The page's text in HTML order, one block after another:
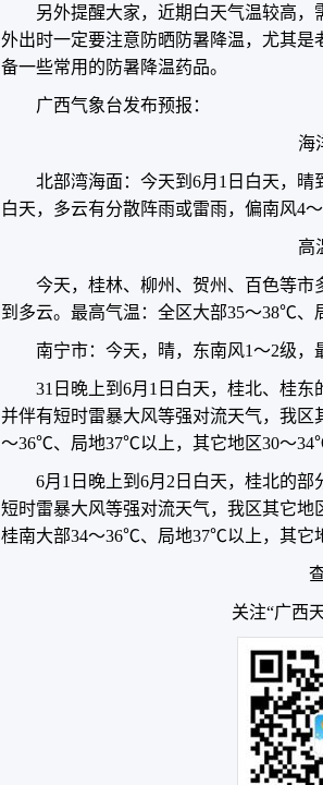
另外提醒大家，近期白天气温较高
外出时一定要注意防晒防暑降温，尤其
备一些常用的防暑降温药品。
广西气象台发布预报：
海
北部湾海面：今天到6月1日白天，晴
白天，多云有分散阵雨或雷雨，偏南风4～
高
今天，桂林、柳州、贺州、百色等
到多云。最高气温：全区大部35～38℃、
南宁市：今天，晴，东南风1～2级
31日晚上到6月1日白天，桂北、桂东
并伴有短时雷暴大风等强对流天气，我
～36℃、局地37℃以上，其它地区30～
6月1日晚上到6月2日白天，桂北的
短时雷暴大风等强对流天气，我区其它地
桂南大部34～36℃、局地37℃以上，其它
关注“广西